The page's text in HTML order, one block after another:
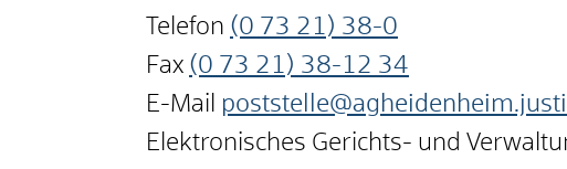
Telefon (0 73 21) 38-0
Fax (0 73 21) 38-12 34
E-Mail
Elektronisches Gerichts- und